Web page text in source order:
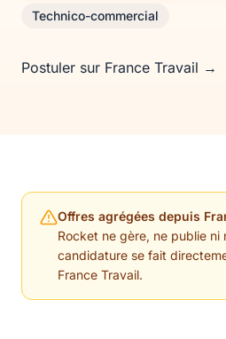
Technico-commercial
Postuler sur France Travail →
Offres agrégées depuis
Rocket ne gère, ne publie ni
candidature se fait
France Travail.